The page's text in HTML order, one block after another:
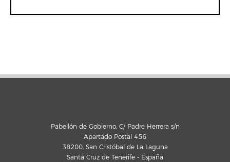
Pabellón de Gobierno, C/ Padre Herrera s/n
Apartado Postal 456
38200, San Cristóbal de La Laguna
Santa Cruz de Tenerife - España